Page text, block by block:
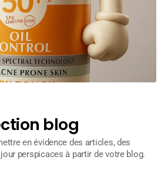
blog
en évidence des articles, des
perspicaces à partir de votre blog.